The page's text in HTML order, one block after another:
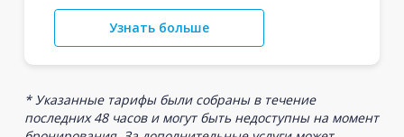
Узнать больше
* Указанные тарифы были собраны в течение
последних 48 часов и могут быть недоступны на момент